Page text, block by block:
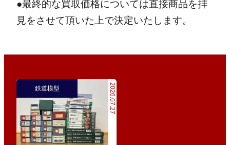
●最終的な買取価格については直接商品を拝
見をさせて頂いた上で決定いたします。
2026.07.27
鉄道模型